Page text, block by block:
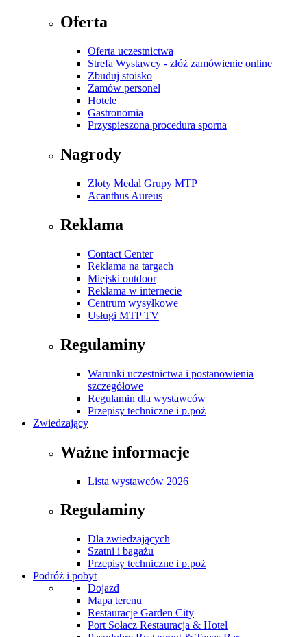
Oferta
Oferta uczestnictwa
Strefa Wystawcy - złóż zamówienie online
Zbuduj stoisko
Zamów personel
Hotele
Gastronomia
Przyspieszona procedura sporna
Nagrody
Złoty Medal Grupy MTP
Acanthus Aureus
Reklama
Contact Center
Reklama na targach
Miejski outdoor
Reklama w internecie
Centrum wysyłkowe
Usługi MTP TV
Regulaminy
Warunki uczestnictwa i postanowienia
szczegółowe
Regulamin dla wystawców
Przepisy techniczne i p.poż
Zwiedzający
Ważne informacje
Lista wystawców 2026
Regulaminy
Dla zwiedzających
Szatni i bagażu
Przepisy techniczne i p.poż
Podróż i pobyt
Dojazd
Mapa terenu
Restauracje Garden City
Port Sołacz Restauracja & Hotel